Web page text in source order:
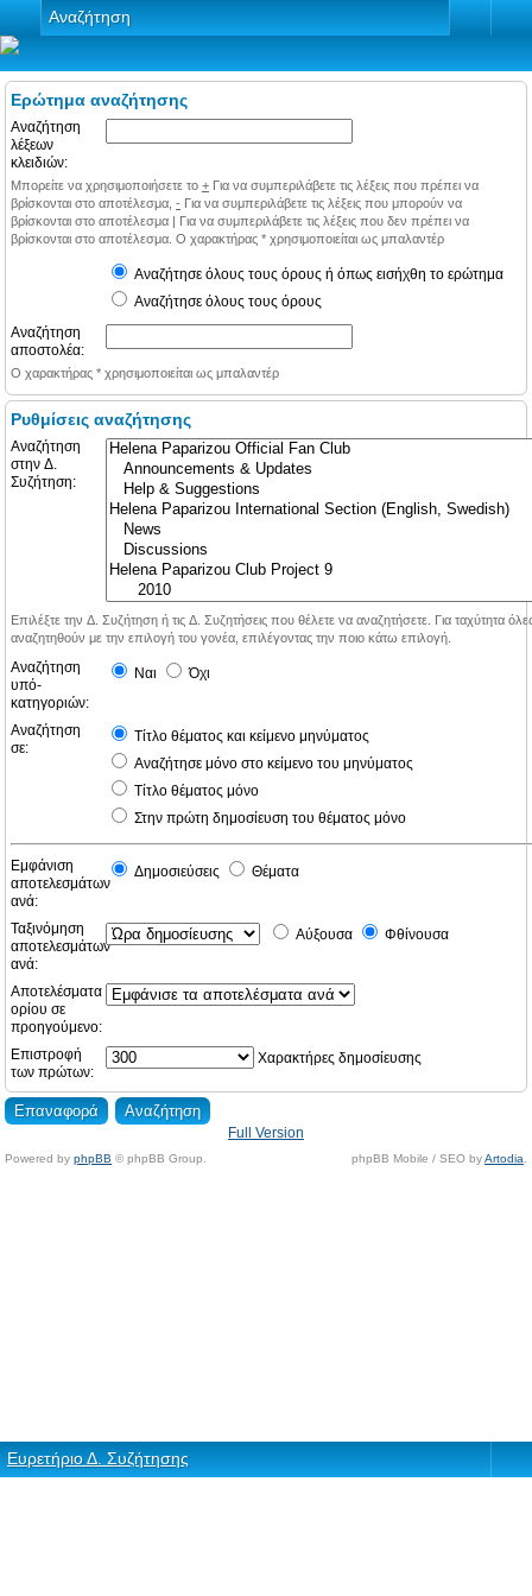
Αναζήτηση
Ερώτημα αναζήτησης
Αναζήτηση
λέξεων
κλειδιών:
Μπορείτε να χρησιμοποιήσετε το + Για να συμπεριλάβετε τις λέξεις που πρέπει να
βρίσκονται στο αποτέλεσμα, - Για να συμπεριλάβετε τις λέξεις που μπορούν να
βρίσκονται στο αποτέλεσμα | Για να συμπεριλάβετε τις λέξεις που δεν πρέπει να
βρίσκονται στο αποτέλεσμα. Ο χαρακτήρας * χρησιμοποιείται ως μπαλαντέρ
Αναζήτησε όλους τους όρους ή όπως εισήχθη το ερώτημα
Αναζήτησε όλους τους όρους
Αναζήτηση
αποστολέα:
Ο χαρακτήρας * χρησιμοποιείται ως μπαλαντέρ
Ρυθμίσεις αναζήτησης
Αναζήτηση
στην Δ.
Συζήτηση:
Επιλέξτε την Δ. Συζήτηση ή τις Δ. Συζητήσεις που θέλετε να αναζητήσετε. Για ταχύτητα
αναζητηθούν με την επιλογή του γονέα, επιλέγοντας την ποιο κάτω επιλογή.
Αναζήτηση
υπό-
κατηγοριών:
Ναι Όχι
Αναζήτηση
σε:
Τίτλο θέματος και κείμενο μηνύματος
Αναζήτησε μόνο στο κείμενο του μηνύματος
Τίτλο θέματος μόνο
Στην πρώτη δημοσίευση του θέματος μόνο
Εμφάνιση
αποτελεσμάτων
ανά:
Δημοσιεύσεις Θέματα
Ταξινόμηση
αποτελεσμάτων
ανά:
Αύξουσα Φθίνουσα
Αποτελέσματα
ορίου σε
προηγούμενο:
Επιστροφή
των πρώτων:
Χαρακτήρες δημοσίευσης
Full Version
Powered by phpBB © phpBB Group. phpBB Mobile / SEO byArtodia
Ευρετήριο Δ. Συζήτησης